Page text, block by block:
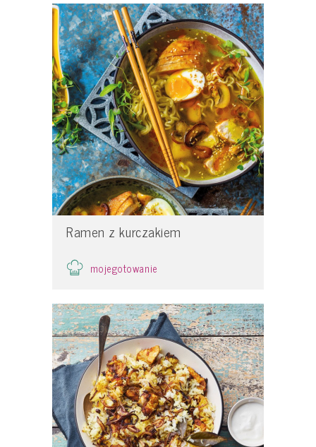
Ramen z kurczakiem
mojegotowanie